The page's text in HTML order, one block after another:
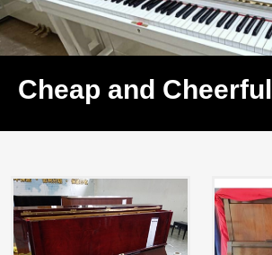
Cheap and Cheerful